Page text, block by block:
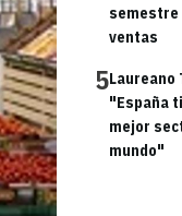
semestre
ventas
5Laureano
"España
mejor
mundo"